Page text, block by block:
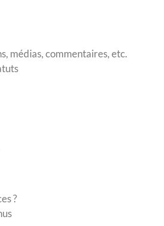
médias, commentaires, etc.
?